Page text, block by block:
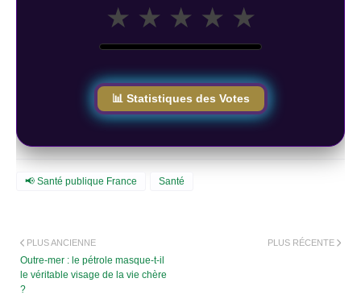
★ ★ ★ ★ ★
📊 Statistiques des Votes
📢 Santé publique France Santé
PLUS RÉCENTE
PLUS ANCIENNE
Outre-mer : le pétrole masque-t-il
le véritable visage de la vie chère
?